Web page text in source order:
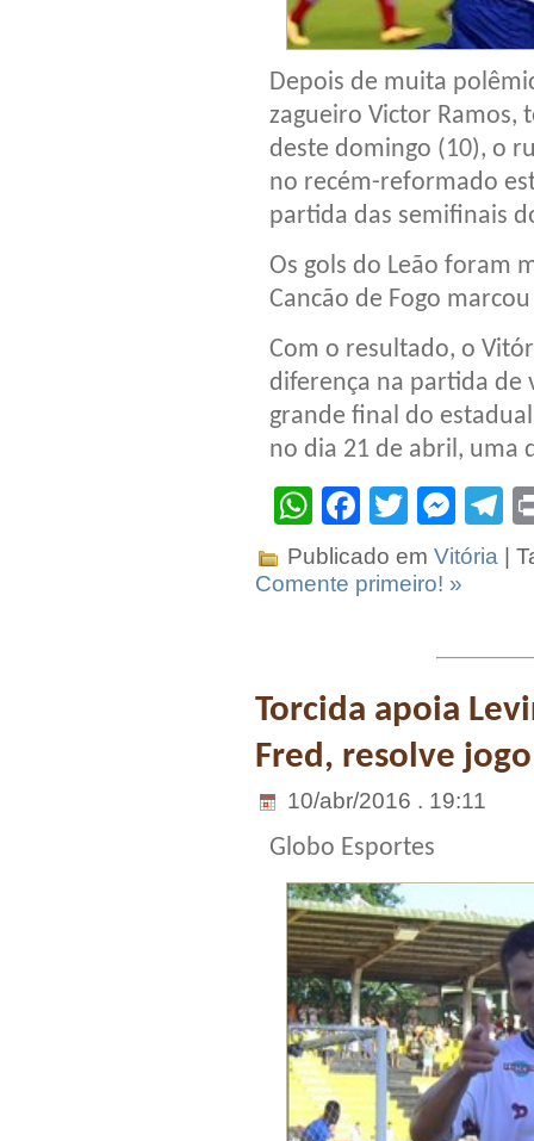
Depois de muita
zagueiro Victor Ramos,
deste domingo (10), o
no recém-reformado
partida das semifinais
Os gols do Leão foram
Cancão de Fogo
Com o resultado, o
diferença na partida de
grande final do
no dia 21 de abril, uma
WhatsApp
Facebook
Twitter
Publicado em Vitória |
Comente primeiro! »
Torcida apoia
Fred, resolve
10/abr/2016 . 19:11
Globo Esportes